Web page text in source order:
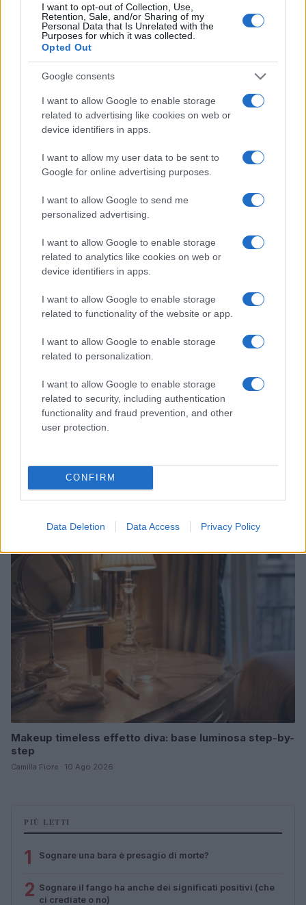
I want to opt-out of Collection, Use,
Retention, Sale, and/or Sharing of my
Personal Data that Is Unrelated with the
Purposes for which it was collected.
Opted Out
Google consents
I want to allow Google to enable storage
related to advertising like cookies on web or
device identifiers in apps.
I want to allow my user data to be sent to
Google for online advertising purposes.
I want to allow Google to send me
personalized advertising.
I want to allow Google to enable storage
related to analytics like cookies on web or
device identifiers in apps.
I want to allow Google to enable storage
related to functionality of the website or app.
I want to allow Google to enable storage
related to personalization.
I want to allow Google to enable storage
related to security, including authentication
functionality and fraud prevention, and other
user protection.
CONFIRM
Data Deletion Data Access Privacy Policy
Continua a leggere
Fare il bagno dopo pranzo: quando è sicuro e quando
ALIMENTAZIONE
Brooklyn Beckham e la ricetta controversa con
l’acqua di mare
Makeup timeless effetto diva: base luminosa step-by-
step
Camilla Fiore · 10 Ago 2026
PIÙ LETTI
1 Sognare una bara è presagio di morte?
2 Sognare il fango ha anche dei significati positivi (che
ci crediate o no)